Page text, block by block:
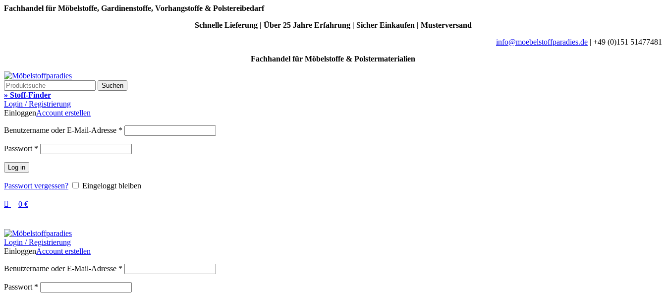
Fachhandel für Möbelstoffe, Gardinenstoffe, Vorhangstoffe & Polstereibedarf
Schnelle Lieferung | Über 25 Jahre Erfahrung | Sicher Einkaufen | Musterversand
info@moebelstoffparadies.de | +49 (0)151 51477481
Fachhandel für Möbelstoffe & Polstermaterialien
Suchen
» Stoff-Finder
Login / Registrierung
EinloggenAccount erstellen
Benutzername oder E-Mail-Adresse *
Passwort *
Log in
Passwort vergessen? Eingeloggt bleiben
0 €
Login / Registrierung
EinloggenAccount erstellen
Benutzername oder E-Mail-Adresse *
Passwort *